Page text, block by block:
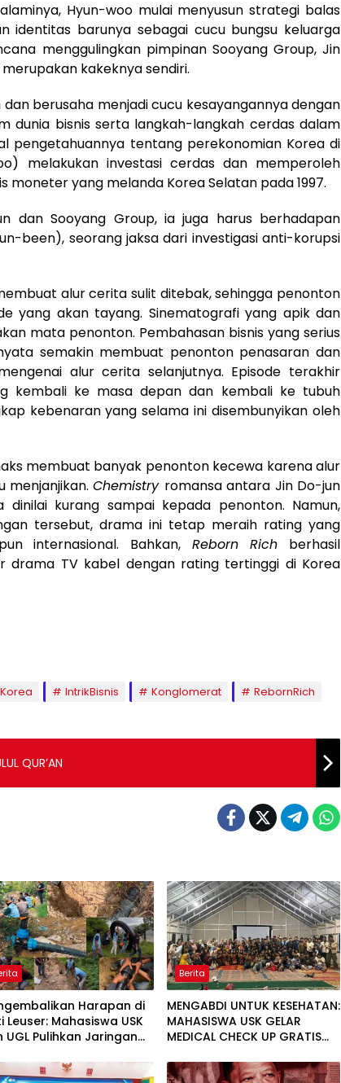
Hyun-woo mulai menyusun strategi balas
identitas barunya sebagai cucu bungsu keluarga
menggulingkan pimpinan Sooyang Group, Jin
kakeknya sendiri.
berusaha menjadi cucu kesayangannya dengan
dunia bisnis serta langkah-langkah cerdas dalam
pengetahuannya tentang perekonomian Korea di
melakukan investasi cerdas dan memperoleh
moneter yang melanda Korea Selatan pada 1997.
dan Sooyang Group, ia juga harus berhadapan
been), seorang jaksa dari investigasi anti-korupsi
alur cerita sulit ditebak, sehingga penonton
yang akan tayang. Sinematografi yang apik dan
mata penonton. Pembahasan bisnis yang serius
semakin membuat penonton penasaran dan
alur cerita selanjutnya. Episode terakhir
kembali ke masa depan dan kembali ke tubuh
kebenaran yang selama ini disembunyikan oleh
membuat banyak penonton kecewa karena alur
menjanjikan.Chemistry romansa antara Jin Do-jun
dinilai kurang sampai kepada penonton. Namun,
tersebut, drama ini tetap meraih rating yang
internasional. Bahkan, Reborn Rich berhasil
drama TV kabel dengan rating tertinggi di Korea
IntrikBisnis Konglomerat
RebornRich
QUR’AN
Harapan di
Leuser: Mahasiswa USK
UGL Pulihkan Jaringan
Berita
MENGABDI UNTUK KESEHATAN:
MAHASISWA USK GELAR
MEDICAL CHECK UP GRATIS